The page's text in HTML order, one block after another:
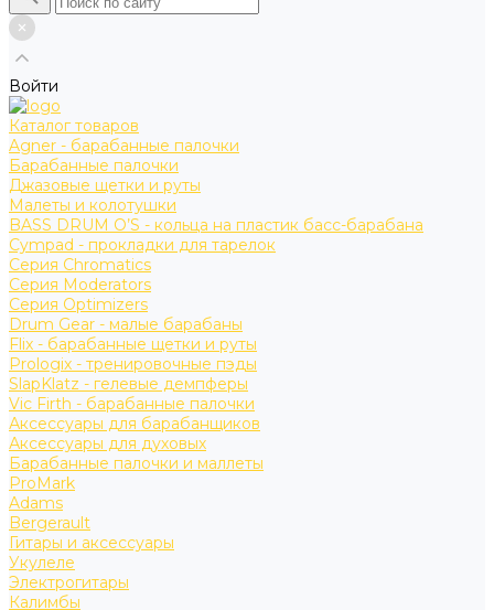
Войти
Каталог товаров
Agner - барабанные палочки
Барабанные палочки
Джазовые щетки и руты
Малеты и колотушки
BASS DRUM O’S - кольца на пластик басс-барабана
Cympad - прокладки для тарелок
Серия Chromatics
Серия Moderators
Серия Optimizers
Drum Gear - малые барабаны
Flix - барабанные щетки и руты
Prologix - тренировочные пэды
SlapKlatz - гелевые демпферы
Vic Firth - барабанные палочки
Аксессуары для барабанщиков
Аксессуары для духовых
Барабанные палочки и маллеты
ProMark
Adams
Bergerault
Гитары и аксессуары
Укулеле
Электрогитары
Калимбы